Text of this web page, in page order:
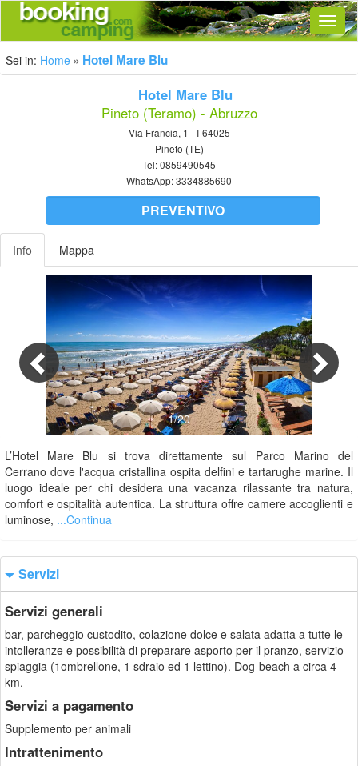
Sei in: Home Hotel Mare Blu
Hotel Mare Blu
Pineto (Teramo) - Abruzzo
Via Francia, 1 - I-64025
Pineto (TE)
Tel:0859490545
WhatsApp:3334885690
PREVENTIVO
Info Mappa
1/20
Previous
L’Hotel Mare Blu si trova direttamente sul Parco Marino del
Cerrano dove l'acqua cristallina ospita delfini e tartarughe marine. Il
luogo ideale per chi desidera una vacanza rilassante tra natura,
comfort e ospitalità autentica. La struttura offre camere accoglienti e
luminose, ...Continua
Servizi
Servizi generali
bar, parcheggio custodito, colazione dolce e salata adatta a tutte le
intolleranze e possibilità di preparare asporto per il pranzo, servizio
spiaggia (1ombrellone, 1 sdraio ed 1 lettino). Dog-beach a circa 4
km.
Servizi a pagamento
Supplemento per animali
Intrattenimento